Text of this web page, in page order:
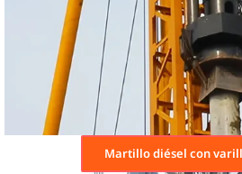
Martillo diésel con